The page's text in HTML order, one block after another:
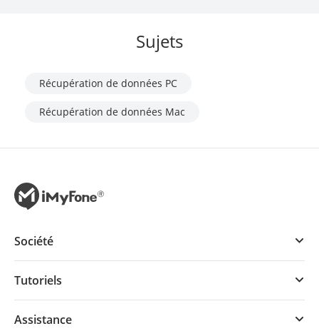
Sujets
Récupération de données PC
Récupération de données Mac
Société
Tutoriels
Assistance